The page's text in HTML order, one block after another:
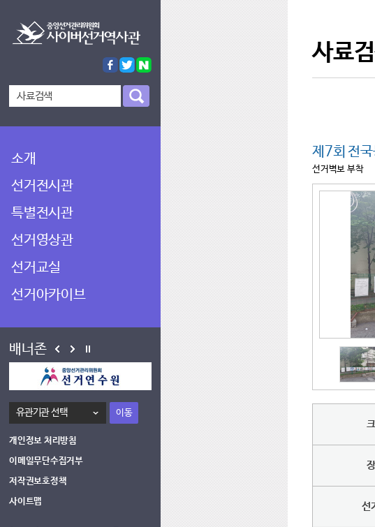
소개
선거전시관
특별전시관
선거영상관
선거교실
선거아카이브
배너존
이동
개인정보 처리방침
이메일무단수집거부
저작권보호정책
사이트맵
사료
제7회 전
선거벽보 부착
선